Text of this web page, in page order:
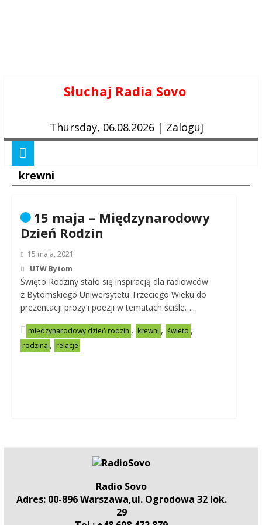
Słuchaj Radia Sovo
Thursday, 06.08.2026 | Zaloguj
krewni
15 maja – Międzynarodowy
Dzień Rodzin
15 maja, 2021
UTW Bytom
Święto Rodziny stało się inspiracją dla radiowców
z Bytomskiego Uniwersytetu Trzeciego Wieku do
prezentacji prozy i poezji w tematach ściśle…..
międzynarodowy dzień rodzin , krewni , świeto ,
rodzina , relacje
Radio Sovo
Adres: 00-896 Warszawa,ul. Ogrodowa 32 lok.
29